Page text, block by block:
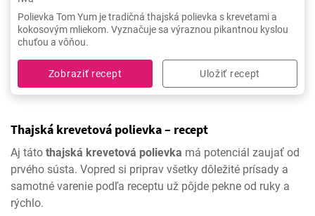
Polievka Tom Yum je tradičná thajská polievka s krevetami a
kokosovým mliekom. Vyznačuje sa výraznou pikantnou kyslou
chuťou a vôňou.
Zobraziť recept Uložiť recept
Thajská krevetová polievka – recept
Aj táto thajská krevetová polievka má potenciál zaujať od
prvého sústa. Vopred si priprav všetky dôležité prísady a
samotné varenie podľa receptu už pôjde pekne od ruky a
rýchlo.